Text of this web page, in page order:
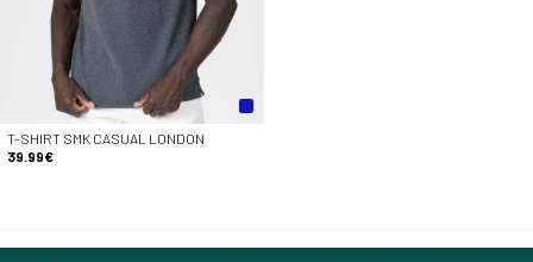
T-SHIRT SMK CASUAL LONDON
39.99€